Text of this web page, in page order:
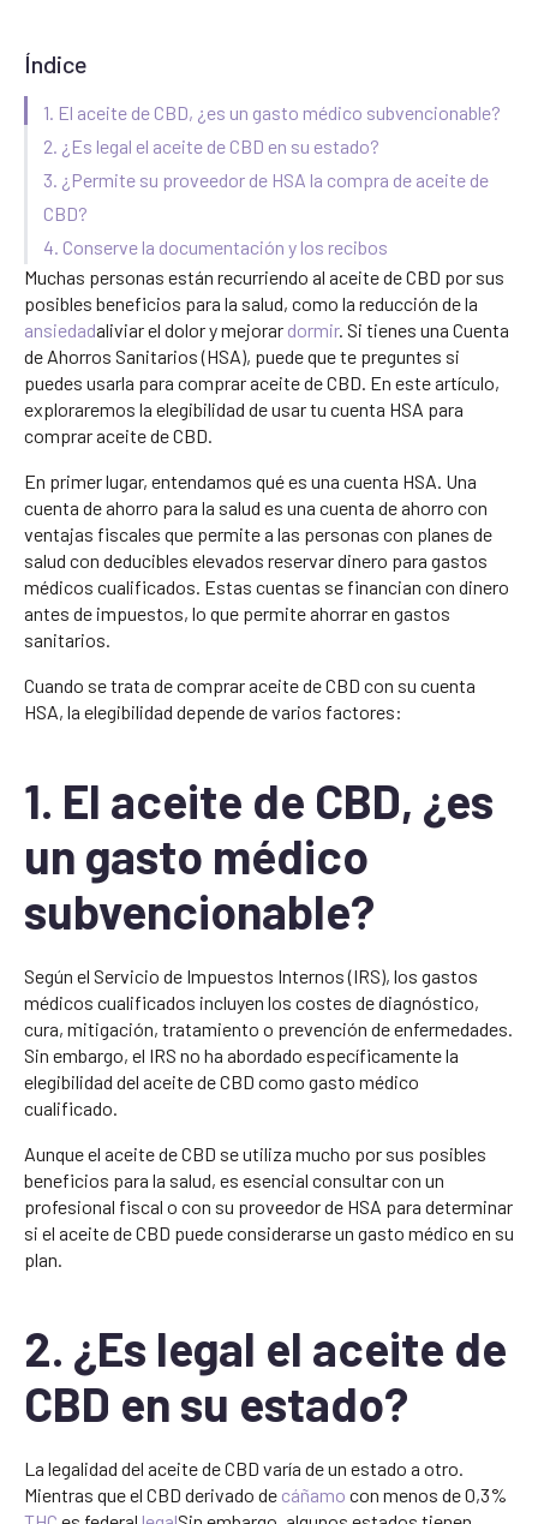
Muchas personas están recurriendo al aceite de CBD por sus
posibles beneficios para la salud, como la reducción de la
ansiedadaliviar el dolor y mejorar dormir. Si tienes una Cuenta
de Ahorros Sanitarios (HSA), puede que te preguntes si
puedes usarla para comprar aceite de CBD. En este artículo,
exploraremos la elegibilidad de usar tu cuenta HSA para
comprar aceite de CBD.
En primer lugar, entendamos qué es una cuenta HSA. Una
cuenta de ahorro para la salud es una cuenta de ahorro con
ventajas fiscales que permite a las personas con planes de
salud con deducibles elevados reservar dinero para gastos
médicos cualificados. Estas cuentas se financian con dinero
antes de impuestos, lo que permite ahorrar en gastos
sanitarios.
Cuando se trata de comprar aceite de CBD con su cuenta
HSA, la elegibilidad depende de varios factores:
1. El aceite de CBD, ¿es
un gasto médico
subvencionable?
Según el Servicio de Impuestos Internos (IRS), los gastos
médicos cualificados incluyen los costes de diagnóstico,
cura, mitigación, tratamiento o prevención de enfermedades.
Sin embargo, el IRS no ha abordado específicamente la
elegibilidad del aceite de CBD como gasto médico
cualificado.
Aunque el aceite de CBD se utiliza mucho por sus posibles
beneficios para la salud, es esencial consultar con un
profesional fiscal o con su proveedor de HSA para determinar
si el aceite de CBD puede considerarse un gasto médico en su
plan.
2. ¿Es legal el aceite de
CBD en su estado?
La legalidad del aceite de CBD varía de un estado a otro.
Mientras que el CBD derivado de cáñamo con menos de 0,3%
Índice
1. El aceite de CBD, ¿es un gasto médico subvencionable?
2. ¿Es legal el aceite de CBD en su estado?
3. ¿Permite su proveedor de HSA la compra de aceite de
CBD?
4. Conserve la documentación y los recibos